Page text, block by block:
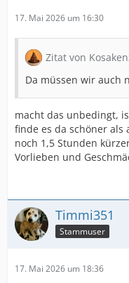
17. Mai 2026 um 16:30
Zitat von
Da müssen wir auch
macht das unbedingt,
finde es da schöner als
noch 1,5 Stunden
Vorlieben und
Timmi351
Stammuser
17. Mai 2026 um 18:36